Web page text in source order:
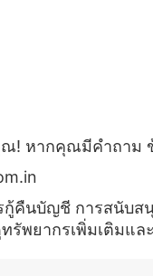
! หากคุณมีคำถาม
คืนบัญชี การสนับส
พยากรเพิ่มเติมแล